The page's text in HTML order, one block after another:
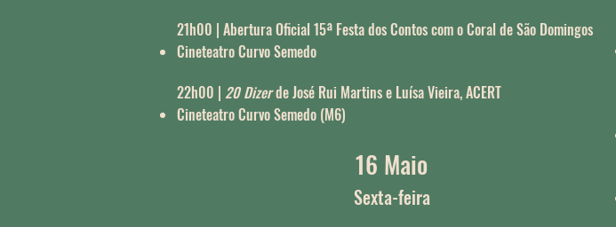
21h00 | Abertura Oficial 15ª Festa dos Contos com o Coral de São Domingos
Cineteatro Curvo Semedo
22h00 | 20 Dizerde José Rui Martins e Luísa Vieira, ACERT
Cineteatro Curvo Semedo (M6)
16 Maio
Sexta-feira